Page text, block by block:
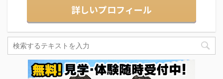
詳しいプロフィール